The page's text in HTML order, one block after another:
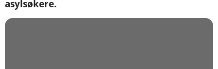
asylsøkere.